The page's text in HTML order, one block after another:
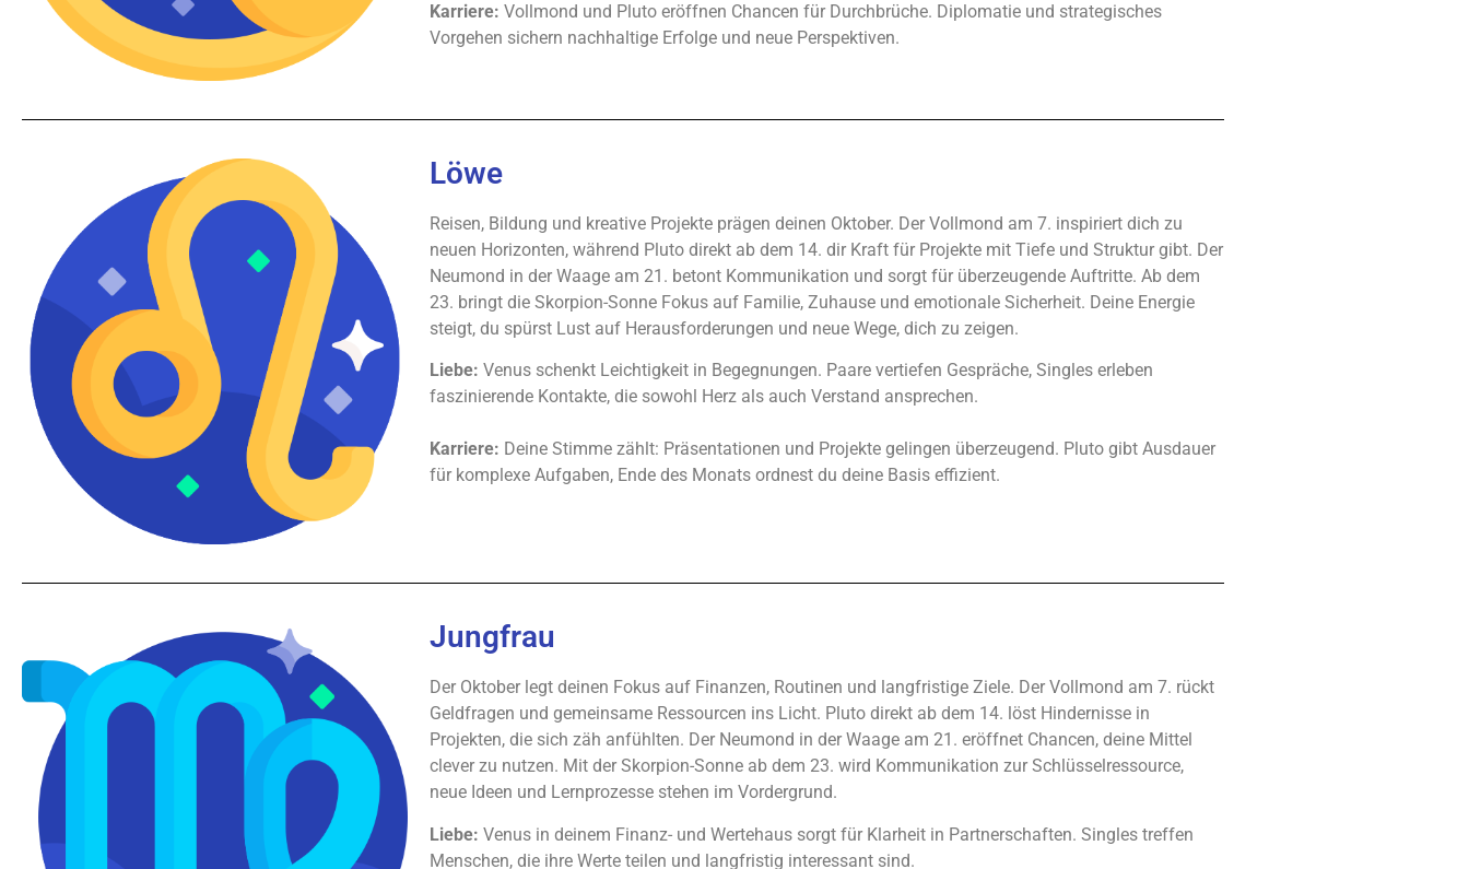
Karriere: Vollmond und Pluto eröffnen Chancen für Durchbrüche. Diplomatie und strategisches
Vorgehen sichern nachhaltige Erfolge und neue Perspektiven.
Löwe
Reisen, Bildung und kreative Projekte prägen deinen Oktober. Der Vollmond am 7. inspiriert dich zu
neuen Horizonten, während Pluto direkt ab dem 14. dir Kraft für Projekte mit Tiefe und Struktur gibt. Der
Neumond in der Waage am 21. betont Kommunikation und sorgt für überzeugende Auftritte. Ab dem
23. bringt die Skorpion-Sonne Fokus auf Familie, Zuhause und emotionale Sicherheit. Deine Energie
steigt, du spürst Lust auf Herausforderungen und neue Wege, dich zu zeigen.
Liebe: Venus schenkt Leichtigkeit in Begegnungen. Paare vertiefen Gespräche, Singles erleben
faszinierende Kontakte, die sowohl Herz als auch Verstand ansprechen.
Karriere: Deine Stimme zählt: Präsentationen und Projekte gelingen überzeugend. Pluto gibt Ausdauer
für komplexe Aufgaben, Ende des Monats ordnest du deine Basis effizient.
Jungfrau
Der Oktober legt deinen Fokus auf Finanzen, Routinen und langfristige Ziele. Der Vollmond am 7. rückt
Geldfragen und gemeinsame Ressourcen ins Licht. Pluto direkt ab dem 14. löst Hindernisse in
Projekten, die sich zäh anfühlten. Der Neumond in der Waage am 21. eröffnet Chancen, deine Mittel
clever zu nutzen. Mit der Skorpion-Sonne ab dem 23. wird Kommunikation zur Schlüsselressource,
neue Ideen und Lernprozesse stehen im Vordergrund.
Liebe: Venus in deinem Finanz- und Wertehaus sorgt für Klarheit in Partnerschaften. Singles treffen
Menschen, die ihre Werte teilen und langfristig interessant sind.